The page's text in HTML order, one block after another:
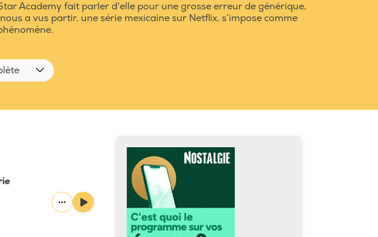
Academy fait parler d'elle pour une grosse erreur de générique,
a vus partir, une série mexicaine sur Netflix, s’impose comme